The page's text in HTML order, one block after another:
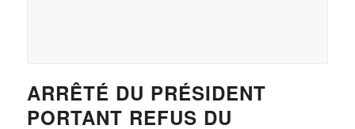
ARRÊTÉ DU PRÉSIDENT
PORTANT REFUS DU